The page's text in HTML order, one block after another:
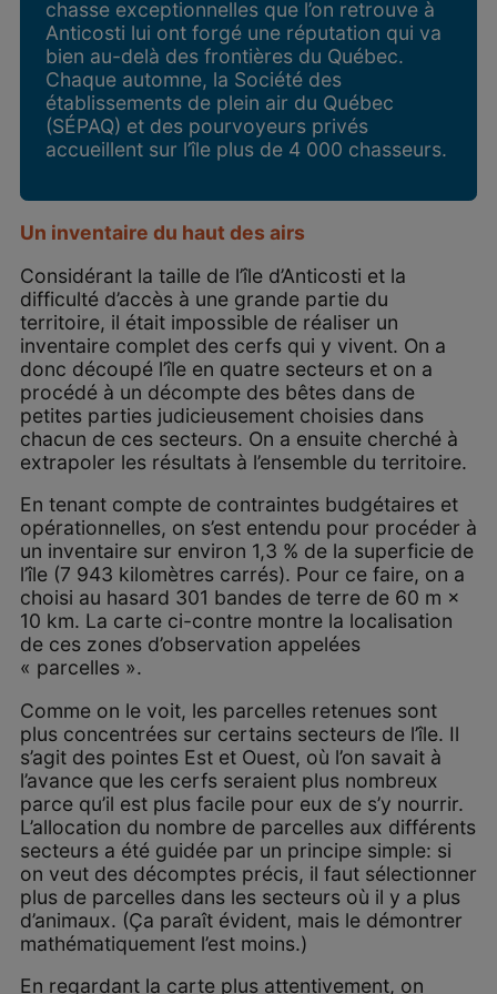
chasse exceptionnelles que l’on retrouve à
Anticosti lui ont forgé une réputation qui va
bien au-delà des frontières du Québec.
Chaque automne, la Société des
établissements de plein air du Québec
(SÉPAQ) et des pourvoyeurs privés
accueillent sur l’île plus de 4 000 chasseurs.
Un inventaire du haut des airs
Considérant la taille de l’île d’Anticosti et la
difficulté d’accès à une grande partie du
territoire, il était impossible de réaliser un
inventaire complet des cerfs qui y vivent. On a
donc découpé l’île en quatre secteurs et on a
procédé à un décompte des bêtes dans de
petites parties judicieusement choisies dans
chacun de ces secteurs. On a ensuite cherché à
extrapoler les résultats à l’ensemble du territoire.
En tenant compte de contraintes budgétaires et
opérationnelles, on s’est entendu pour procéder à
un inventaire sur environ 1,3 % de la superficie de
l’île (7 943 kilomètres carrés). Pour ce faire, on a
choisi au hasard 301 bandes de terre de 60 m ×
10 km. La carte ci-contre montre la localisation
de ces zones d’observation appelées
« parcelles ».
Comme on le voit, les parcelles retenues sont
plus concentrées sur certains secteurs de l’île. Il
s’agit des pointes Est et Ouest, où l’on savait à
l’avance que les cerfs seraient plus nombreux
parce qu’il est plus facile pour eux de s’y nourrir.
L’allocation du nombre de parcelles aux différents
secteurs a été guidée par un principe simple: si
on veut des décomptes précis, il faut sélectionner
plus de parcelles dans les secteurs où il y a plus
d’animaux. (Ça paraît évident, mais le démontrer
mathématiquement l’est moins.)
En regardant la carte plus attentivement, on